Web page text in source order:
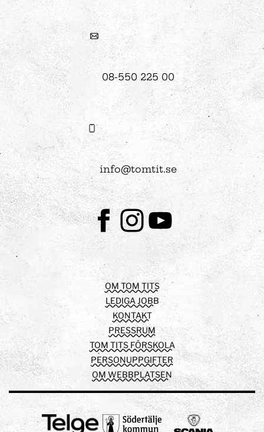
08-550 225 00
info@tomtit.se
FacebookInstagramYoutube
OM TOM TITS
LEDIGA JOBB
KONTAKT
PRESSRUM
TOM TITS FÖRSKOLA
PERSONUPPGIFTER
OM WEBBPLATSEN